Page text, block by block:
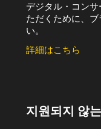
デジタル・コン
ただくために、
い。
詳細はこちら
지원되지 않